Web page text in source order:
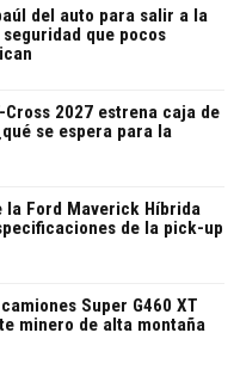
del auto para salir a la
que pocos
Cross 2027 estrena caja de
se espera para la
la Ford Maverick Híbrida
de la pick-up
Super G460 XT
minero de alta montaña